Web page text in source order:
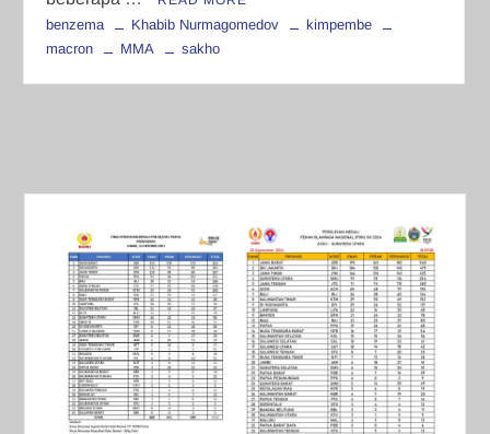
benzema Khabib Nurmagomedov
kimpembe
macron
MMA sakho